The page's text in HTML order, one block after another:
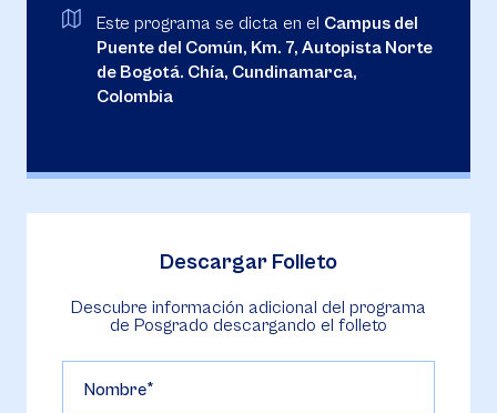
Este programa se dicta en el Campus del
Puente del Común, Km. 7, Autopista Norte
de Bogotá. Chía, Cundinamarca,
Colombia
Descargar Folleto
Descubre información adicional del programa
de Posgrado descargando el folleto
Nombre